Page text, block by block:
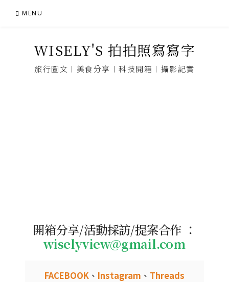
MENU
WISELY'S 拍拍照寫寫字
旅行圖文︱美食分享︱科技開箱︱攝影記實
開箱分享/活動採訪/提案合作 ：
wiselyview@gmail.com
FACEBOOK 、 Instagram 、 Threads